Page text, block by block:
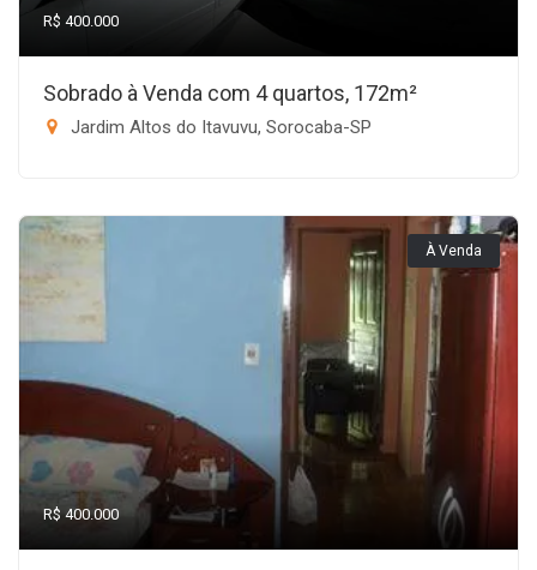
R$ 400.000
Sobrado à Venda com 4 quartos, 172m²
Jardim Altos do Itavuvu, Sorocaba-SP
À Venda
R$ 400.000